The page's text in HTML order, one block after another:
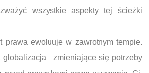
wszystkie aspekty tej ścieżki
prawa ewoluuje w zawrotnym tempie.
globalizacja i zmieniające się potrzeby